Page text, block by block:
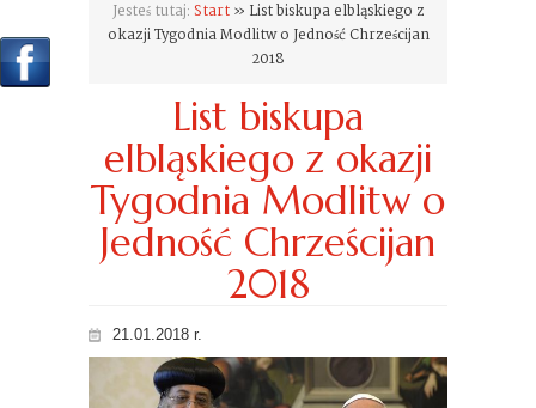
Jesteś tutaj: Start» List biskupa elbląskiego z
okazji Tygodnia Modlitw o Jedność Chrześcijan
2018
List biskupa
elbląskiego z okazji
Tygodnia Modlitw o
Jedność Chrześcijan
2018
21.01.2018 r.